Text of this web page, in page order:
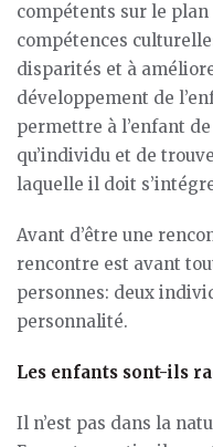
compétents sur le
compétences
disparités et à
développement de
permettre à l’enfant
qu’individu et de
laquelle il doit
Avant d’être une
rencontre est avant
personnes: deux
personnalité.
Les enfants sont-ils
Il n’est pas dans la